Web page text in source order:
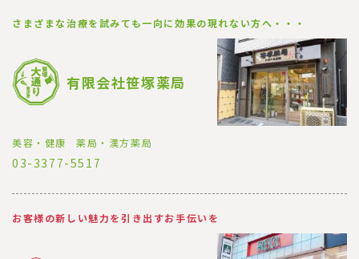
さまざまな治療を試みても一向に効果の現れない方へ・・・
有限会社笹塚薬局
美容・健康 薬局・漢方薬局
03-3377-5517
お客様の新しい魅力を引き出すお手伝いを